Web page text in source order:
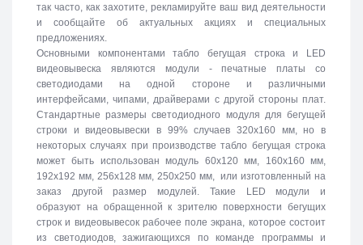
так часто, как захотите, рекламируйте ваш вид деятельности
и сообщайте об актуальных акциях и специальных
предложениях.
Основными компонентами табло бегущая строка и LED
видеовывеска являются модули - печатные платы со
светодиодами на одной стороне и различными
интерфейсами, чипами, драйверами с другой стороны плат.
Стандартные размеры светодиодного модуля для бегущей
строки и видеовывески в 99% случаев 320х160 мм, но в
некоторых случаях при производстве табло бегущая строка
может быть использован модуль 60х120 мм, 160х160 мм,
192х192 мм, 256х128 мм, 250х250 мм, или изготовленный на
заказ другой размер модулей. Такие LED модули и
образуют на обращенной к зрителю поверхности бегущих
строк и видеовывесок рабочее поле экрана, которое состоит
из светодиодов, зажигающихся по команде программы и